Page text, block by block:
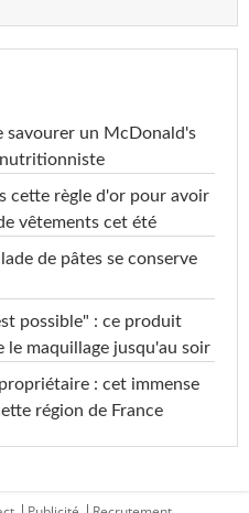
savourer un McDonald's
nutritionniste
cette règle d'or pour avoir
vêtements cet été
de pâtes se conserve
possible" : ce produit
maquillage jusqu'au soir
: cet immense
région de France